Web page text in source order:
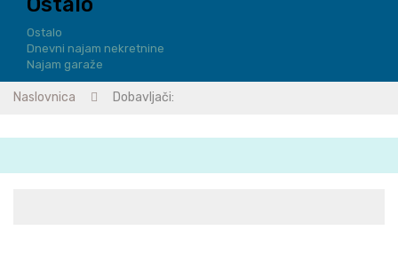
Ostalo
Dnevni najam nekretnine
Najam garaže
Naslovnica Dobavljači: